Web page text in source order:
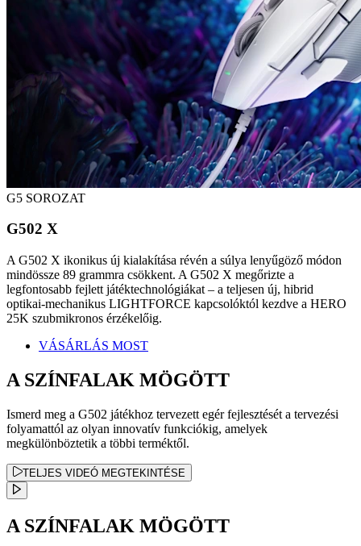
G5 SOROZAT
G502 X
A G502 X ikonikus új kialakítása révén a súlya lenyűgöző módon
mindössze 89 grammra csökkent. A G502 X megőrizte a
legfontosabb fejlett játéktechnológiákat – a teljesen új, hibrid
optikai-mechanikus LIGHTFORCE kapcsolóktól kezdve a HERO
25K szubmikronos érzékelőig.
VÁSÁRLÁS MOST
A SZÍNFALAK MÖGÖTT
Ismerd meg a G502 játékhoz tervezett egér fejlesztését a tervezési
folyamattól az olyan innovatív funkciókig, amelyek
megkülönböztetik a többi terméktől.
TELJES VIDEÓ MEGTEKINTÉSE
A SZÍNFALAK MÖGÖTT